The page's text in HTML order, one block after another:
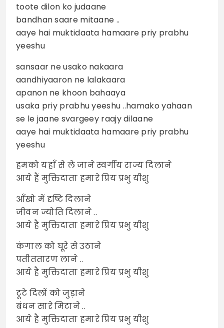
toote dilon ko judaane
bandhan saare mitaane ..
aaye hai muktidaata hamaare priy prabhu
yeeshu
sansaar ne usako nakaara
aandhiyaaron ne lalakaara
apanon ne khoon bahaaya
usaka priy prabhu yeeshu ..hamako yahaan
se le jaane svargeey raajy dilaane
aaye hai muktidaata hamaare priy prabhu
yeeshu
हमको यहाँ से ले जाने स्वर्गीय राज्य दिलाने
आये हैं मुक्तिदाता हमारे प्रिय प्रभु यीशु
आँखो में दृष्टि दिलाने
जीवन ज्योति दिलाने ..
आये है मुक्तिदाता हमारे प्रिय प्रभु यीशु
कंगाल को घूरे से उठाने
पतीततारण लाने ..
आये है मुक्तिदाता हमारे प्रिय प्रभु यीशु
टूटे दिलों को जुड़ाने
बंधन सारे मिटाने ..
आये है मुक्तिदाता हमारे प्रिय प्रभु यीशु